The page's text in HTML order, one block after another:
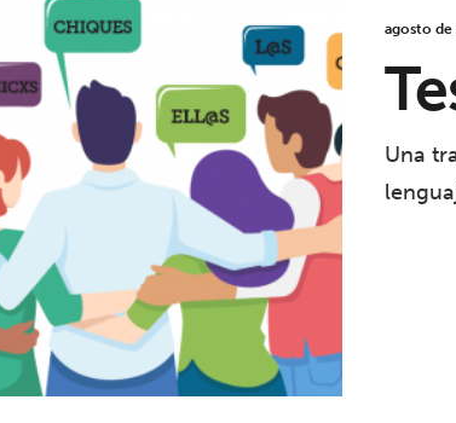
agosto de
Una